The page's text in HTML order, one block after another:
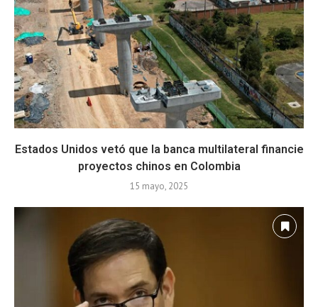
Estados Unidos vetó que la banca multilateral financie
proyectos chinos en Colombia
15 mayo, 2025